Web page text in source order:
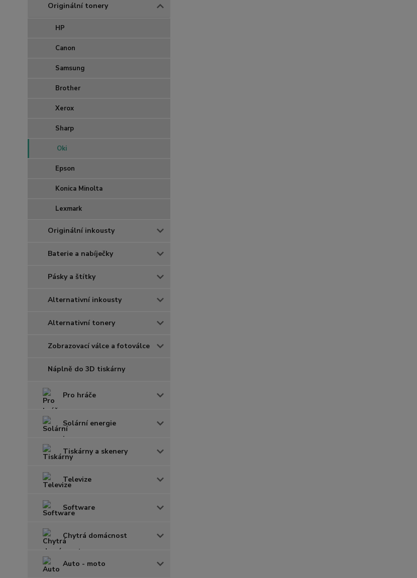
Originální tonery
HP
Canon
Samsung
Brother
Xerox
Sharp
Oki
Epson
Konica Minolta
Lexmark
Originální inkousty
Baterie a nabíječky
Pásky a štítky
Alternativní inkousty
Alternativní tonery
Zobrazovací válce a fotoválce
Náplně do 3D tiskárny
Pro hráče
Solární energie
Tiskárny a skenery
Televize
Software
Chytrá domácnost
Auto - moto